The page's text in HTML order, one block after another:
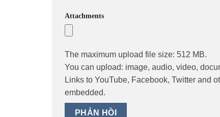
Attachments
The maximum upload file size: 512 MB.
You can upload: image, audio, video,
Links to YouTube, Facebook, Twitter and
embedded.